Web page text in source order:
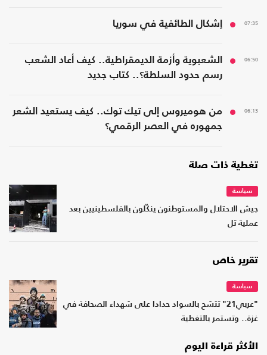
07:35 إشكال الطائفية في سوريا
06:50
الشعبوية وأزمة الديمقراطية.. كيف أعاد الشعب
رسم حدود السلطة؟.. كتاب جديد
06:13
من هوميروس إلى تيك توك.. كيف يستعيد الشعر
جمهوره في العصر الرقمي؟
تغطية ذات صلة
سياسة
جيش الاحتلال والمستوطنون ينكّلون بالفلسطينيين بعد
عملية تل
تقرير خاص
سياسة
"عربي21" تتشح بالسواد حدادا على شهداء الصحافة في
غزة.. وتستمر بالتغطية
الأكثر قراءة اليوم